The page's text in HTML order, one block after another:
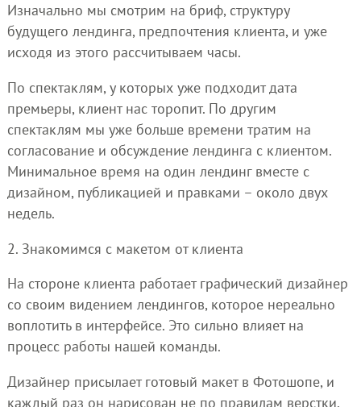
Изначально мы смотрим на бриф, структуру
будущего лендинга, предпочтения клиента, и уже
исходя из этого рассчитываем часы.
По спектаклям, у которых уже подходит дата
премьеры, клиент нас торопит. По другим
спектаклям мы уже больше времени тратим на
согласование и обсуждение лендинга с клиентом.
Минимальное время на один лендинг вместе с
дизайном, публикацией и правками – около двух
недель.
2. Знакомимся с макетом от клиента
На стороне клиента работает графический дизайнер
со своим видением лендингов, которое нереально
воплотить в интерфейсе. Это сильно влияет на
процесс работы нашей команды.
Дизайнер присылает готовый макет в Фотошопе, и
каждый раз он нарисован не по правилам верстки.